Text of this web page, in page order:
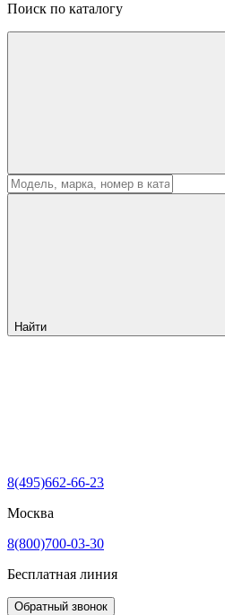
Поиск по каталогу
Найти
8(495)662-66-23
Москва
8(800)700-03-30
Бесплатная линия
Обратный звонок